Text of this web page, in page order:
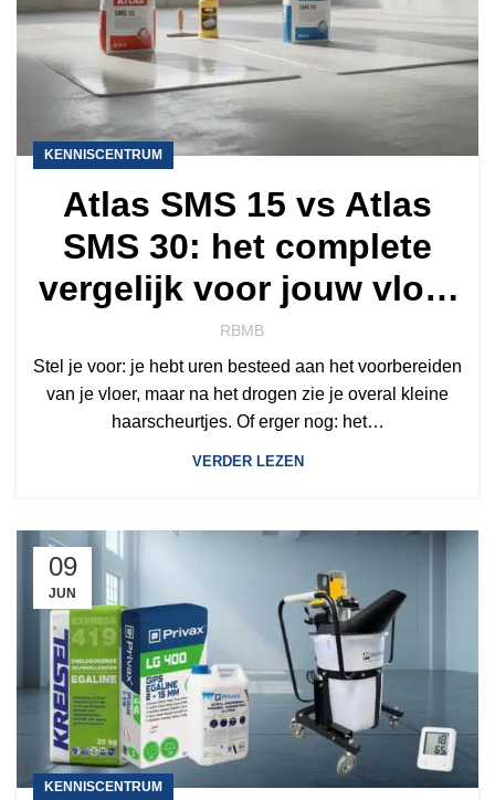
KENNISCENTRUM
Atlas SMS 15 vs Atlas
SMS 30: het complete
vergelijk voor jouw vloer
in 2026
RBMB
Stel je voor: je hebt uren besteed aan het voorbereiden
van je vloer, maar na het drogen zie je overal kleine
haarscheurtjes. Of erger nog: het…
VERDER LEZEN
09
JUN
KENNISCENTRUM